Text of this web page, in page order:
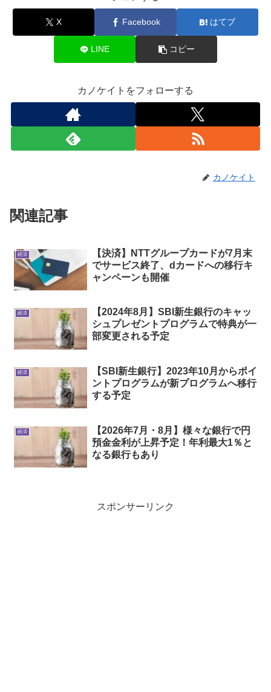
X Facebook はてブ
LINE コピー
カノケイトをフォローする
カノケイト
関連記事
経済
【決済】NTTグループカードが7月末
でサービス終了、dカードへの移行キ
ャンペーンも開催
経済
【2024年8月】SBI新生銀行のキャッ
シュプレゼントプログラムで特典が一
部変更される予定
経済
【SBI新生銀行】2023年10月からポイ
ントプログラムが新プログラムへ移行
する予定
経済
【2026年7月・8月】様々な銀行で円
預金金利が上昇予定！年利最大1％と
なる銀行もあり
スポンサーリンク